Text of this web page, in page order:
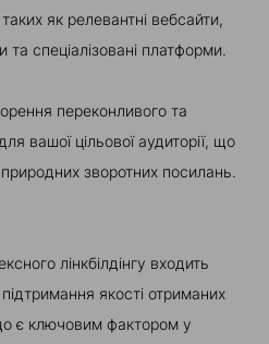
як релевантні вебсайти,
та спеціалізовані платформи.
переконливого та
вашої цільової аудиторії, що
зворотних посилань.
лінкбілдінгу входить
підтримання якості отриманих
є ключовим фактором у